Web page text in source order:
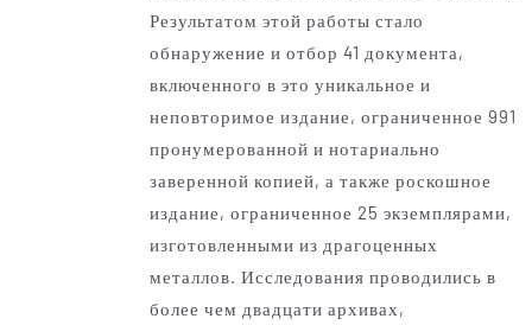
Результатом этой работы стало
обнаружение и отбор 41 документа,
включенного в это уникальное и
неповторимое издание, ограниченное 991
пронумерованной и нотариально
заверенной копией, а также роскошное
издание, ограниченное 25 экземплярами,
изготовленными из драгоценных
металлов. Исследования проводились в
более чем двадцати архивах,